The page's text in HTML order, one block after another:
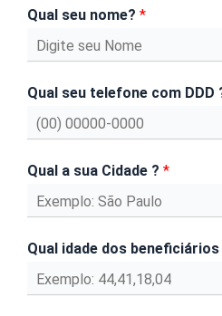
Qual seu nome? *
Qual seu telefone com DDD
Qual a sua Cidade ? *
Qual idade dos beneficiários